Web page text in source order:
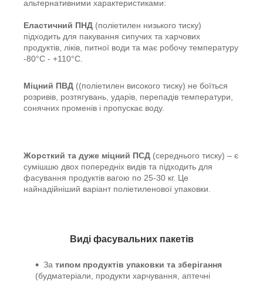
альтернативними характеристиками:
Еластичний ПНД (поліетилен низького тиску)
підходить для пакування сипучих та харчових
продуктів, ліків, питної води та має робочу температуру
-80°С - +110°С.
Міцний ПВД ((поліетилен високого тиску) не боїться
розривів, розтягувань, ударів, перепадів температури,
сонячних променів і пропускає воду.
Жорсткий та дуже міцний ПСД (середнього тиску) – є
сумішшю двох попередніх видів та підходить для
фасування продуктів вагою по 25-30 кг. Це
найнадійніший варіант поліетиленової упаковки.
Виді фасувальних пакетів
За типом продуктів упаковки та зберігання
(будматеріали, продукти харчування, аптечні